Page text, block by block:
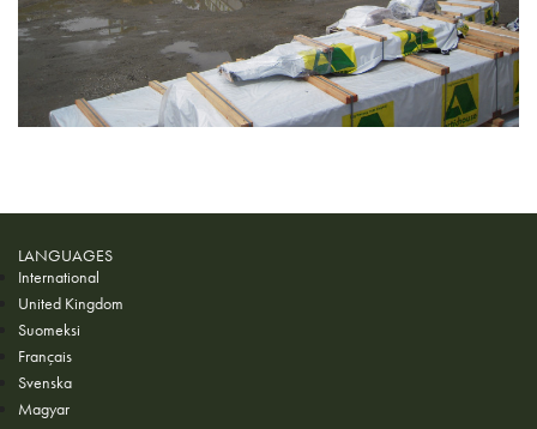
LANGUAGES
International
United Kingdom
Suomeksi
Français
Svenska
Magyar